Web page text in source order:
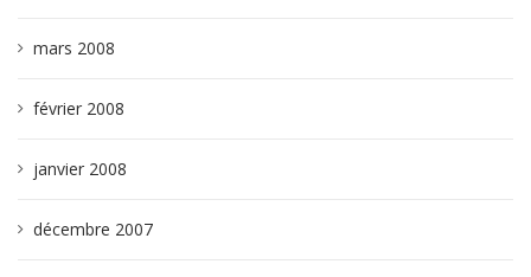
mars 2008
février 2008
janvier 2008
décembre 2007